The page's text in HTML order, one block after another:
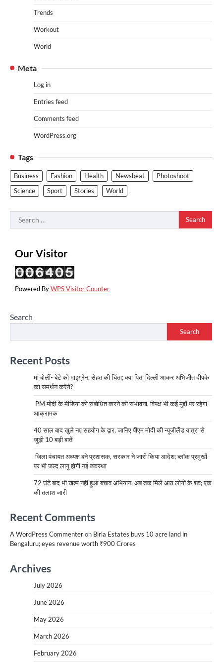
Trends
Workout
World
Meta
Log in
Entries feed
Comments feed
WordPress.org
Tags
Business Fashion Health Newsbeat
Photoshoot
Science
Sport Stories World
Search
for:
Our Visitor
Powered ByWPS Visitor Counter
Search
Search
Recent Posts
मां बोलीं- बेटे को माइग्रेन, सेहत की चिंता; क्या पिता दिल्ली आकर अभिजीत दीपके
का समर्थन करेंगे?
PM मोदी के मीडिया को संबोधित करने की संभावना, विपक्ष भी कई मुद्दों पर रहेगा
आक्रामक
40 साल बाद खुले नए सहयोग के द्वार, जानिए पीएम मोदी की न्यूजीलैंड यात्रा से
जुड़ी 10 बड़ी बातें
जिला पंचायत अध्यक्ष बने प्रशासक, सरकार ने जारी किया आदेश; ब्लॉक प्रमुखों
पर भी जल्द लागू होगी नई व्यवस्था
72 घंटे बाद भी खत्म नहीं हुआ बचाव अभियान, अब तक मिले आठ लोगों के शव; एक
की तलाश जारी
Recent Comments
A WordPress Commenteron Birla Estates buys 10 acre land in
Bengaluru; eyes revenue worth ₹900 Crores
Archives
July 2026
June 2026
May 2026
March 2026
February 2026